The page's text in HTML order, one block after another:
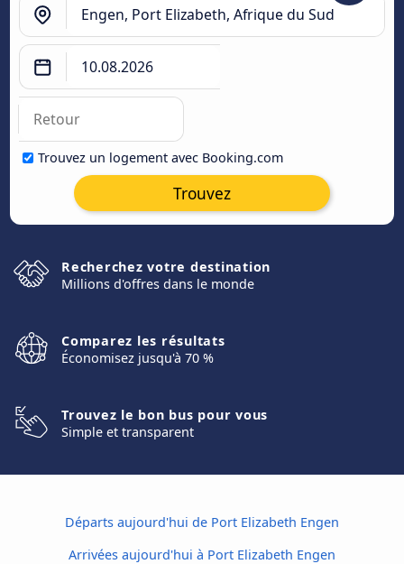
Trouvez un logement avec Booking.com
Trouvez
Recherchez votre destination
Millions d'offres dans le monde
Comparez les résultats
Économisez jusqu'à 70 %
Trouvez le bon bus pour vous
Simple et transparent
Départs aujourd'hui de Port Elizabeth Engen
Arrivées aujourd'hui à Port Elizabeth Engen